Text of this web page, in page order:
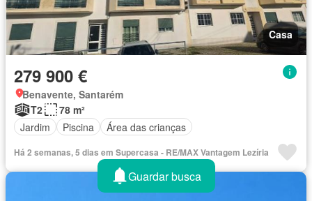
Casa
279 900 €
Benavente, Santarém
T2
78 m²
Jardim
Piscina Área das crianças
Há 2 semanas, 5 dias em Supercasa - RE/MAX Vantagem Lezíria
Guardar busca